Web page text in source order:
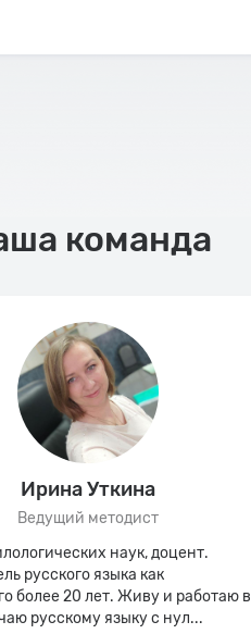
команда
Ирина Уткина
Ведущий методист
наук, доцент.
русского языка как
более 20 лет. Живу и работаю в
русскому языку с нул...